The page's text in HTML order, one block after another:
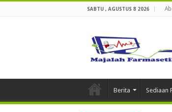
SABTU , AGUSTUS 8 2026
Berita Sediaan